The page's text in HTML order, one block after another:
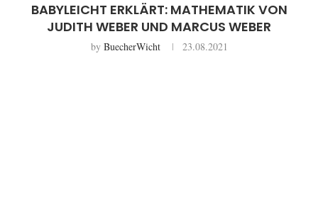
BABYLEICHT ERKLÄRT: MATHEMATIK VON
JUDITH WEBER UND MARCUS WEBER
by BuecherWicht 23.08.2021